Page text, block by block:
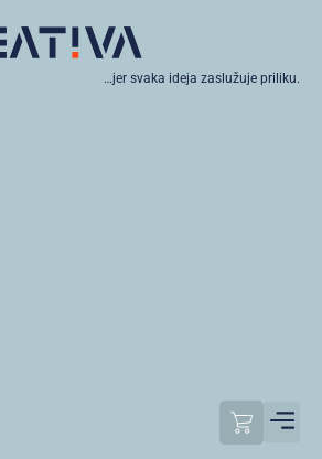
…jer svaka ideja zaslužuje priliku.